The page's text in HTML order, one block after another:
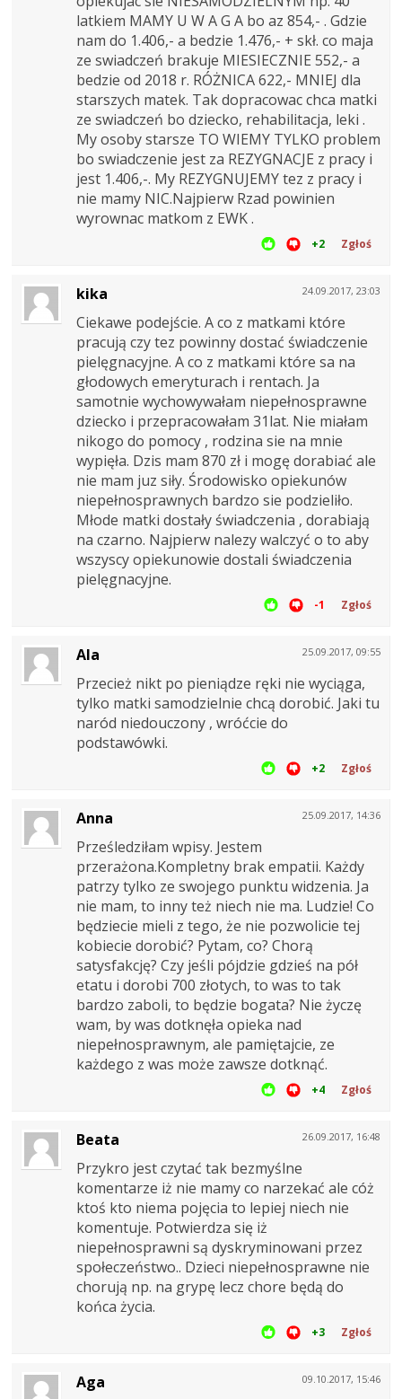
latkiem MAMY U W A G A bo az 854,- . Gdzie
nam do 1.406,- a bedzie 1.476,- + skł. co maja
ze swiadczeń brakuje MIESIECZNIE 552,- a
bedzie od 2018 r. RÓŻNICA 622,- MNIEJ dla
starszych matek. Tak dopracowac chca matki
ze swiadczeń bo dziecko, rehabilitacja, leki .
My osoby starsze TO WIEMY TYLKO problem
bo swiadczenie jest za REZYGNACJE z pracy i
jest 1.406,-. My REZYGNUJEMY tez z pracy i
nie mamy NIC.Najpierw Rzad powinien
wyrownac matkom z EWK .
+2 Zgłoś
24.09.2017, 23:03
kika
Ciekawe podejście. A co z matkami które
pracują czy tez powinny dostać świadczenie
pielęgnacyjne. A co z matkami które sa na
głodowych emeryturach i rentach. Ja
samotnie wychowywałam niepełnosprawne
dziecko i przepracowałam 31lat. Nie miałam
nikogo do pomocy , rodzina sie na mnie
wypięła. Dzis mam 870 zł i mogę dorabiać ale
nie mam juz siły. Środowisko opiekunów
niepełnosprawnych bardzo sie podzieliło.
Młode matki dostały świadczenia , dorabiają
na czarno. Najpierw nalezy walczyć o to aby
wszyscy opiekunowie dostali świadczenia
pielęgnacyjne.
-1 Zgłoś
25.09.2017, 09:55
Ala
Przecież nikt po pieniądze ręki nie wyciąga,
tylko matki samodzielnie chcą dorobić. Jaki tu
naród niedouczony , wróćcie do
podstawówki.
+2 Zgłoś
25.09.2017, 14:36
Anna
Prześledziłam wpisy. Jestem
przerażona.Kompletny brak empatii. Każdy
patrzy tylko ze swojego punktu widzenia. Ja
nie mam, to inny też niech nie ma. Ludzie! Co
będziecie mieli z tego, że nie pozwolicie tej
kobiecie dorobić? Pytam, co? Chorą
satysfakcję? Czy jeśli pójdzie gdzieś na pół
etatu i dorobi 700 złotych, to was to tak
bardzo zaboli, to będzie bogata? Nie życzę
wam, by was dotknęła opieka nad
niepełnosprawnym, ale pamiętajcie, ze
każdego z was może zawsze dotknąć.
+4 Zgłoś
26.09.2017, 16:48
Beata
Przykro jest czytać tak bezmyślne
komentarze iż nie mamy co narzekać ale cóż
ktoś kto niema pojęcia to lepiej niech nie
komentuje. Potwierdza się iż
niepełnosprawni są dyskryminowani przez
społeczeństwo.. Dzieci niepełnosprawne nie
chorują np. na grypę lecz chore będą do
końca życia.
+3 Zgłoś
09.10.2017, 15:46
Aga